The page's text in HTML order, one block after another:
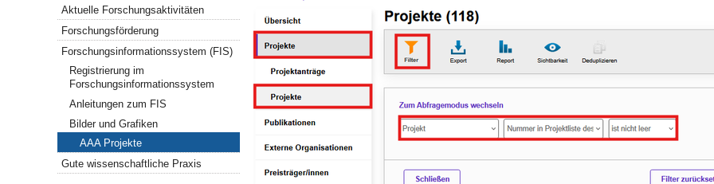
Aktuelle Forschungsaktivitäten
Forschungsförderung
Forschungsinformationssystem (FIS)
Registrierung im
Forschungsinformationssystem
Anleitungen zum FIS
Bilder und Grafiken
AAA Projekte
Gute wissenschaftliche Praxis